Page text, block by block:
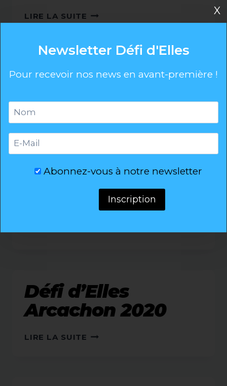
LIRE LA SUITE DÉFI
D’ELLES
JANE
BOY
Défi d’Elles Font-
Romeu 2021
LIRE LA SUITE
D’ELLES
ROMEU
2021
Défi d’Elles Oléron
Défi d’Elles
Arcachon 2020
LIRE LA SUITE DÉFI
X
Newsletter Défi d'Elles
Pour recevoir nos news en avant-première !
Abonnez-vous à notre newsletter